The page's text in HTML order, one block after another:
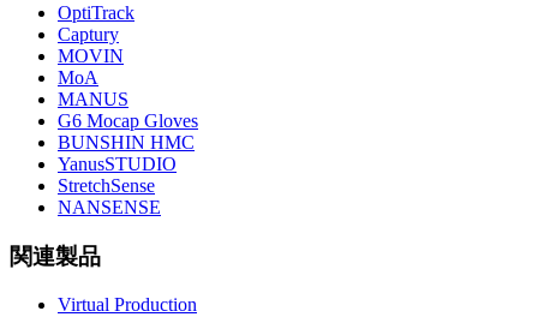
OptiTrack
Captury
MOVIN
MoA
MANUS
G6 Mocap Gloves
BUNSHIN HMC
YanusSTUDIO
StretchSense
NANSENSE
関連製品
Virtual Production